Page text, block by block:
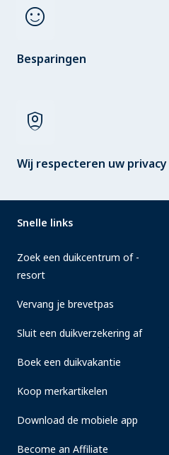
sentiment_satisfied
Besparingen
shield_person
Wij respecteren uw privacy
Snelle links
Zoek een duikcentrum of -
resort
Vervang je brevetpas
Sluit een duikverzekering af
Boek een duikvakantie
Koop merkartikelen
Download de mobiele app
Become an Affiliate